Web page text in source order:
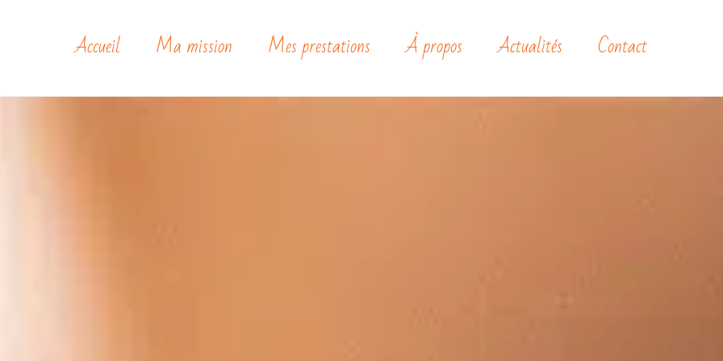
Accueil Ma mission Mes prestations À propos Actualités Contact